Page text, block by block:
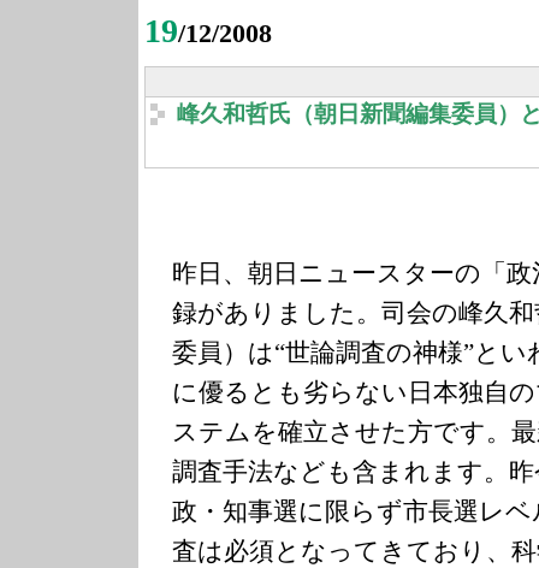
19/12/2008
峰久和哲氏（朝日新聞編集委員）
昨日、朝日ニュースターの「
録がありました。司会の峰久
委員）は“世論調査の神様”と
に優るとも劣らない日本独自
ステムを確立させた方です。
調査手法なども含まれます。
政・知事選に限らず市長選レ
査は必須となってきており、